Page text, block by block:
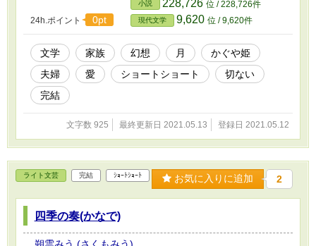
24h.ポイント 0pt
小説 228,726 位 / 228,726件
現代文学 9,620 位 / 9,620件
文学 家族 幻想 月
かぐや姫
夫婦
愛 ショートショート
切ない
完結
文字数 925 最終更新日 2021.05.13 登録日 2021.05.12
ライト文芸 完結 ｼｮｰﾄｼｮｰﾄ お気に入りに追加 2
四季の奏(かなで)
朔雲みう (さくもみう)